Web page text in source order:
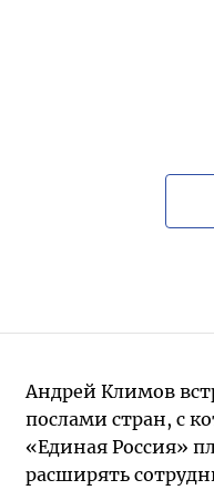
Андрей Климов
послами стран, с
«Единая Россия»
расширять